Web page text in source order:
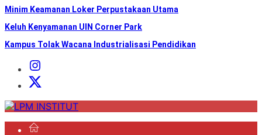
Minim Keamanan Loker Perpustakaan Utama
Keluh Kenyamanan UIN Corner Park
Kampus Tolak Wacana Industrialisasi Pendidikan
Instagram
Institut
X
LPM